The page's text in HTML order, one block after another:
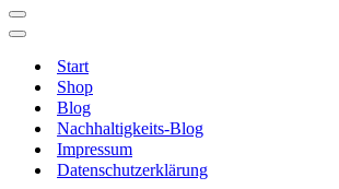
Navigationsmenü
Navigationsmenü
Start
Shop
Blog
Nachhaltigkeits-Blog
Impressum
Datenschutzerklärung